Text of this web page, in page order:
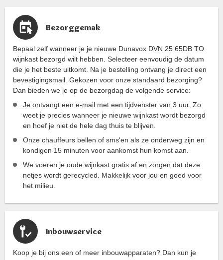
Bezorggemak
Bepaal zelf wanneer je je nieuwe Dunavox DVN 25 65DB TO
wijnkast bezorgd wilt hebben. Selecteer eenvoudig de datum
die je het beste uitkomt. Na je bestelling ontvang je direct een
bevestigingsmail. Gekozen voor onze standaard bezorging?
Dan bieden we je op de bezorgdag de volgende service:
Je ontvangt een e-mail met een tijdvenster van 3 uur. Zo
weet je precies wanneer je nieuwe wijnkast wordt bezorgd
en hoef je niet de hele dag thuis te blijven.
Onze chauffeurs bellen of sms'en als ze onderweg zijn en
kondigen 15 minuten voor aankomst hun komst aan.
We voeren je oude wijnkast gratis af en zorgen dat deze
netjes wordt gerecycled. Makkelijk voor jou en goed voor
het milieu.
Inbouwservice
Koop je bij ons een of meer inbouwapparaten? Dan kun je